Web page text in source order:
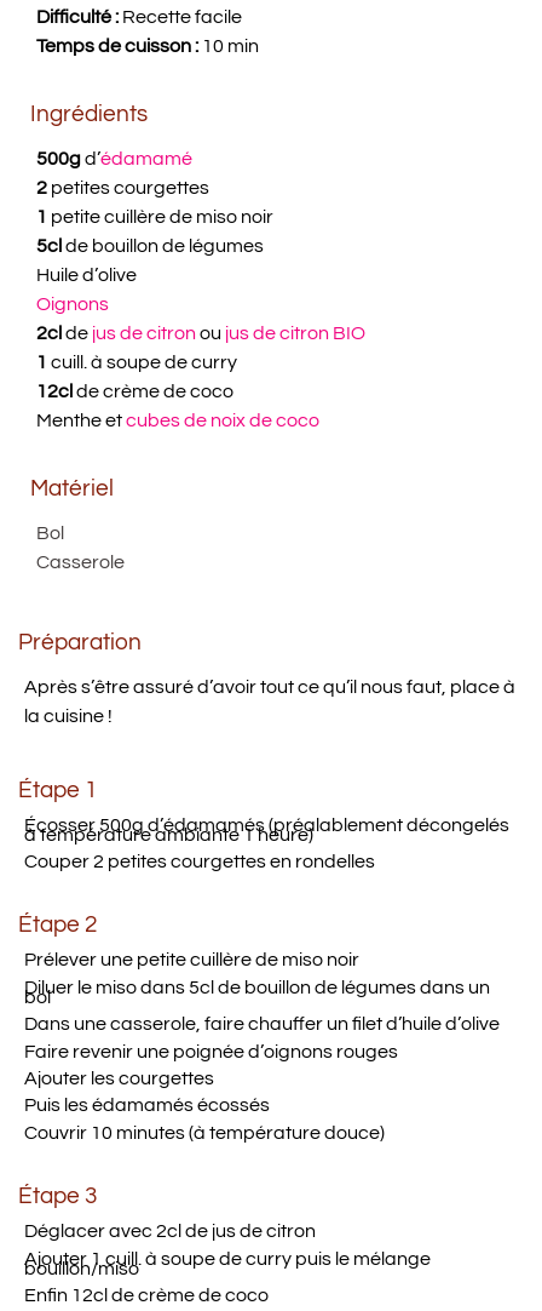
Difficulté : Recette facile
Temps de cuisson : 10 min
Ingrédients
500gd’édamamé
2 petites courgettes
1 petite cuillère de miso noir
5cl de bouillon de légumes
Huile d’olive
Oignons
2cl de jus de citronou jus de citron BIO
1 cuill. à soupe de curry
12cl de crème de coco
Menthe etcubes de noix de coco
Matériel
Bol
Casserole
Préparation
Après s’être assuré d’avoir tout ce qu’il nous faut, place à
la cuisine !
Étape 1
Écosser 500g d’édamamés (préalablement décongelés
à température ambiante 1 heure)
Couper 2 petites courgettes en rondelles
Étape 2
Prélever une petite cuillère de miso noir
Diluer le miso dans 5cl de bouillon de légumes dans un
bol
Dans une casserole, faire chauffer un filet d’huile d’olive
Faire revenir une poignée d’oignons rouges
Ajouter les courgettes
Puis les édamamés écossés
Couvrir 10 minutes (à température douce)
Étape 3
Déglacer avec 2cl de jus de citron
Ajouter 1 cuill. à soupe de curry puis le mélange
bouillon/miso
Enfin 12cl de crème de coco